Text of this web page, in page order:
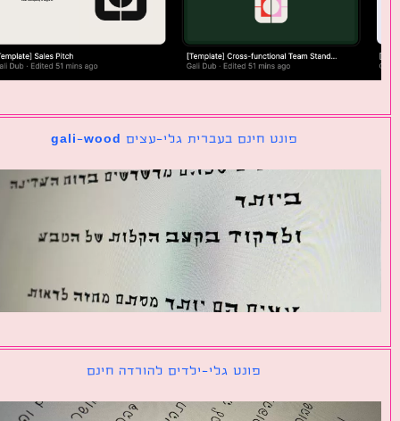
פונט חינם בעברית גלי-עצים gali-wood
פונט גלי-ילדים להורדה חינם